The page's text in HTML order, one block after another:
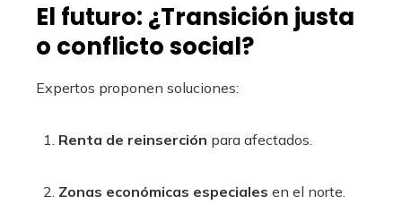
El futuro: ¿Transición justa
o conflicto social?
Expertos proponen soluciones:
Renta de reinserción para afectados.
Zonas económicas especiales en el norte.